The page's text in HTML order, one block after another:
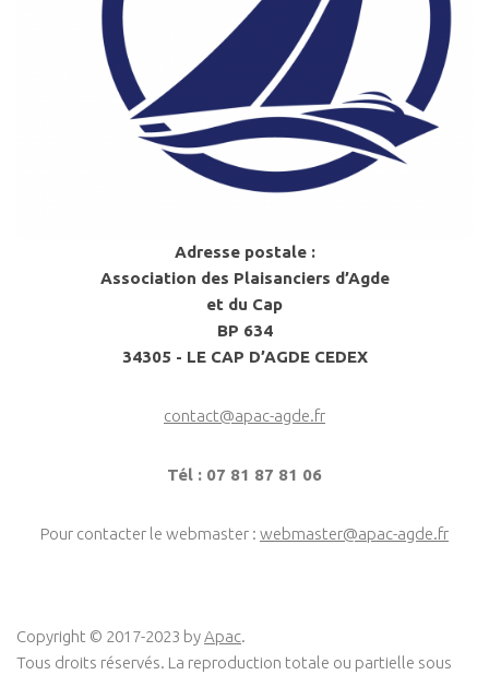
Adresse postale :
Association des Plaisanciers d’Agde
et du Cap
BP 634
34305 - LE CAP D’AGDE CEDEX
contact@apac-agde.fr
Tél : 07 81 87 81 06
Pour contacter le webmaster : webmaster@apac-agde.fr
Copyright © 2017-2023 byApac.
Tous droits réservés. La reproduction totale ou partielle sous